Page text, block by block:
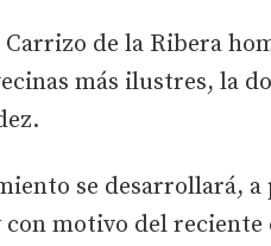
de la Ribera
más ilustres, la
se desarrollará,
con motivo del